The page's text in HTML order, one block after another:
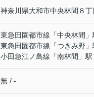
神奈川県大和市中央林間 ８
東急田園都市線 「中央林間
東急田園都市線 「つきみ野
小田急江ノ島線 「南林間 」
無 / -